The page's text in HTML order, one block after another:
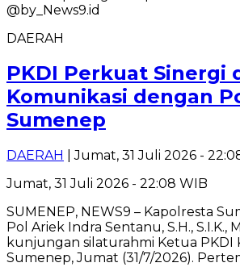
DAERAH
PKDI Perkuat Sinergi
Komunikasi dengan
Sumenep
DAERAH
| Jumat, 31 Juli 2026 -
Jumat, 31 Juli 2026 - 22:08 WIB
SUMENEP, NEWS9 – Kapolresta
Pol Ariek Indra Sentanu, S.H., S.I.K.,
kunjungan silaturahmi Ketua PKDI
Sumenep, Jumat (31/7/2026).